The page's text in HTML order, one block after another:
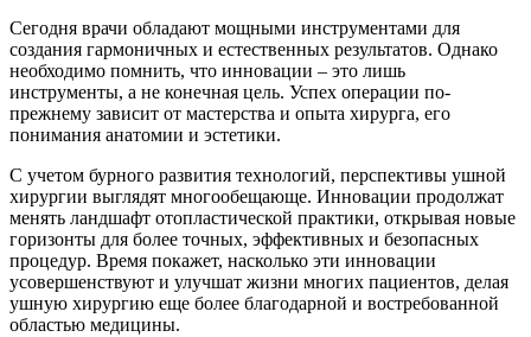
Сегодня врачи обладают мощными инструментами для
создания гармоничных и естественных результатов. Однако
необходимо помнить, что инновации – это лишь
инструменты, а не конечная цель. Успех операции по-
прежнему зависит от мастерства и опыта хирурга, его
понимания анатомии и эстетики.
С учетом бурного развития технологий, перспективы ушной
хирургии выглядят многообещающе. Инновации продолжат
менять ландшафт отопластической практики, открывая новые
горизонты для более точных, эффективных и безопасных
процедур. Время покажет, насколько эти инновации
усовершенствуют и улучшат жизни многих пациентов, делая
ушную хирургию еще более благодарной и востребованной
областью медицины.